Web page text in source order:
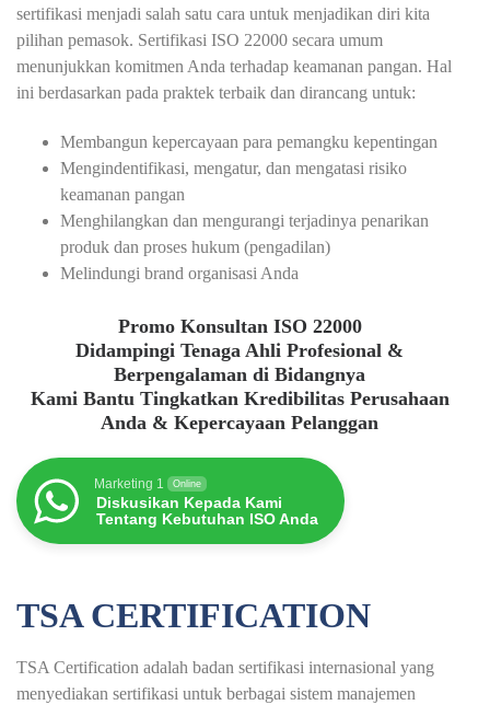
sertifikasi menjadi salah satu cara untuk menjadikan diri kita
pilihan pemasok. Sertifikasi ISO 22000 secara umum
menunjukkan komitmen Anda terhadap keamanan pangan. Hal
ini berdasarkan pada praktek terbaik dan dirancang untuk:
Membangun kepercayaan para pemangku kepentingan
Mengindentifikasi, mengatur, dan mengatasi risiko
keamanan pangan
Menghilangkan dan mengurangi terjadinya penarikan
produk dan proses hukum (pengadilan)
Melindungi brand organisasi Anda
Promo Konsultan ISO 22000
Didampingi Tenaga Ahli Profesional &
Berpengalaman di Bidangnya
Kami Bantu Tingkatkan Kredibilitas Perusahaan
Anda & Kepercayaan Pelanggan
Marketing 1 Online
Diskusikan Kepada Kami
Tentang Kebutuhan ISO Anda
TSA CERTIFICATION
TSA Certification adalah badan sertifikasi internasional yang
menyediakan sertifikasi untuk berbagai sistem manajemen